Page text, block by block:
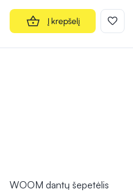
Į krepšelį
WOOM dantų šepetėlis